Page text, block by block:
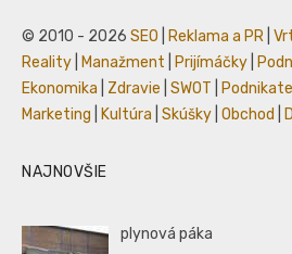
© 2010 - 2026 SEO Reklama a PR
Reality
Manažment Prijímáčky
Ekonomika
Zdravie SWOT
Marketing
Kultúra Skúšky Obchod
NAJNOVŠIE
plynová páka